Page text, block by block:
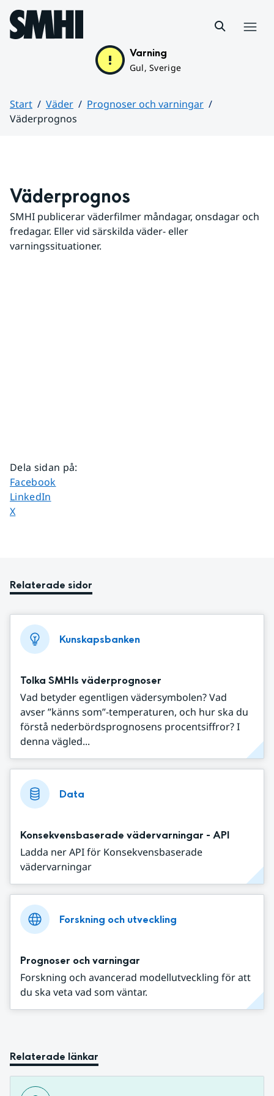
Hoppa till sidans innehåll
Varning
Gul, Sverige
Start Väder
Prognoser och varningar
Väderprognos
Väderprognos
SMHI publicerar väderfilmer måndagar, onsdagar och
fredagar. Eller vid särskilda väder- eller
varningssituationer.
Dela sidan på:
Dela sidan på
Facebook
Dela sidan på
LinkedIn
Dela sidan på
X
Relaterade sidor
Kunskapsbanken
Tolka SMHIs väderprognoser
Vad betyder egentligen vädersymbolen? Vad
avser ”känns som”-temperaturen, och hur ska du
förstå nederbördsprognosens procentsiffror? I
denna vägled...
Data
Konsekvensbaserade vädervarningar - API
Ladda ner API för Konsekvensbaserade
vädervarningar
Forskning och utveckling
Prognoser och varningar
Forskning och avancerad modellutveckling för att
du ska veta vad som väntar.
Relaterade länkar